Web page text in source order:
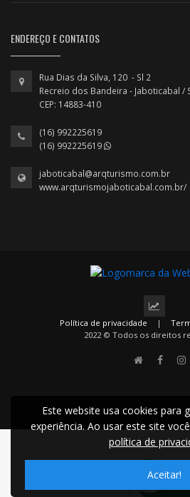
ENDEREÇO E CONTATOS
Rua Dias da Silva, 120 - Sl 2
Recreio dos Bandeira - Jaboticabal /
CEP: 14883-410
(16) 992225619
(16) 992225619
jaboticabal@arqturismo.com.br
www.arqturismojaboticabal.com.br/
Política de privacidade |
2022 © Todos os direitos
Este website usa cookies para
experiência. Ao usar este site
política de
Aceitar!